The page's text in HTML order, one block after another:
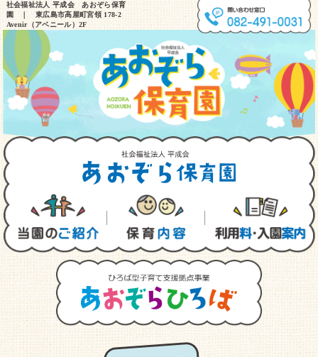
社会福祉法人 平成会 あおぞら保育
園 ｜ 東広島市高屋町宮領 178-2
Avenir（アベニール）2F